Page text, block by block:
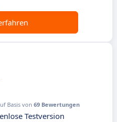
Basis von 69 Bewertungen
Testversion